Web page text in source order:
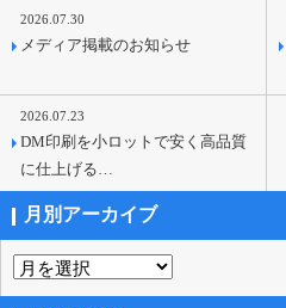
2026.07.30
メディア掲載のお知らせ
2026.07.23
DM印刷を小ロットで安く高品質
に仕上げる…
月別アーカイブ